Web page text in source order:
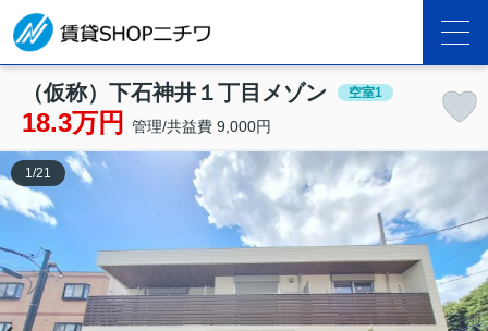
（仮称）下石神井１丁目メゾン 空室1
18.3万円 管理/共益費 9,000円
1 /21